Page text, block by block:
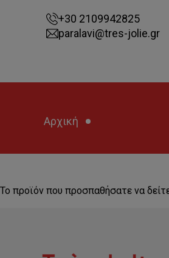
+30 2109942825
paralavi@tres-jolie.gr
Αρχική
Το προϊόν που προσπαθήσατε να